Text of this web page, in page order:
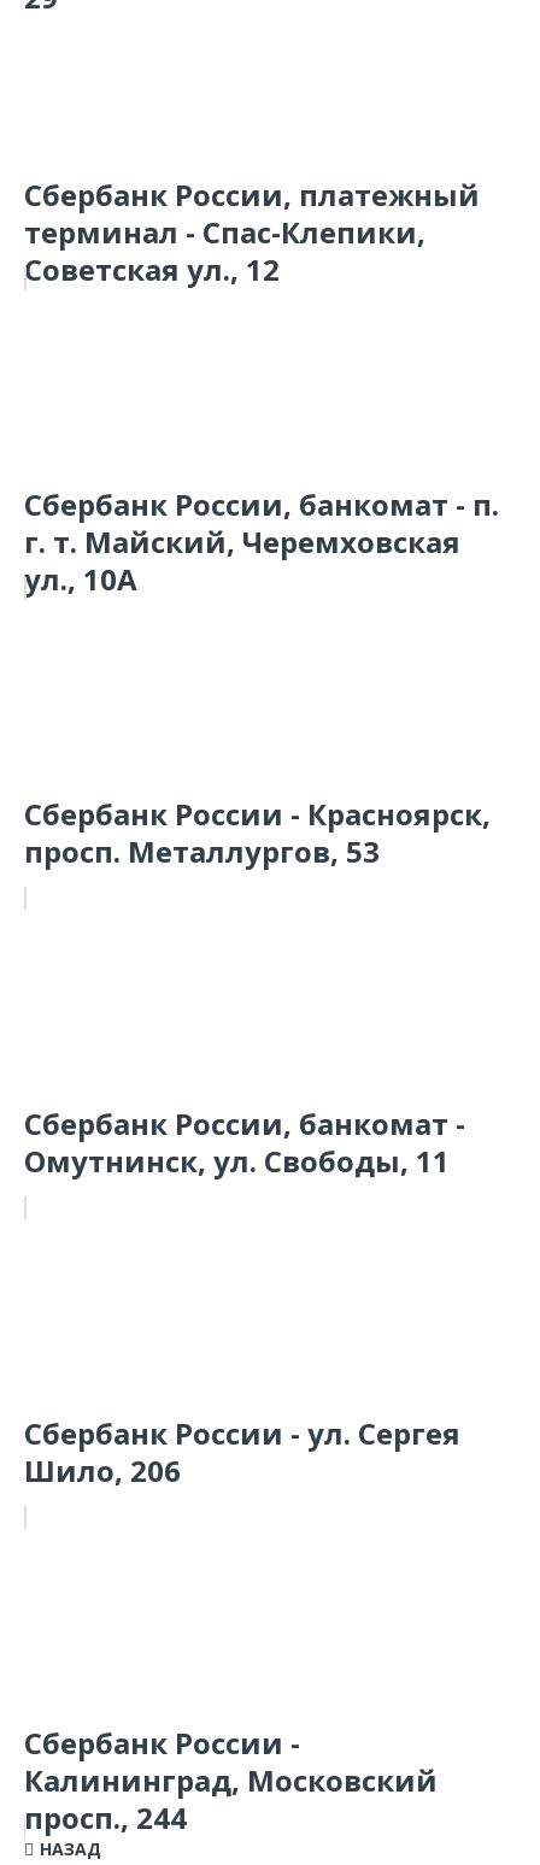
Сбербанк России, платежный
терминал - Спас-Клепики,
Советская ул., 12
Сбербанк России, банкомат - п.
г. т. Майский, Черемховская
ул., 10А
Сбербанк России - Красноярск,
просп. Металлургов, 53
Сбербанк России, банкомат -
Омутнинск, ул. Свободы, 11
Сбербанк России - ул. Сергея
Шило, 206
Сбербанк России -
Калининград, Московский
просп., 244
НАЗАД